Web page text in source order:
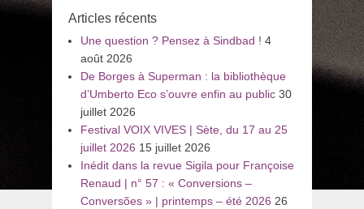
Articles récents
Une question ? Pensez à Sindbad ! 4
août 2026
De Borges à Superman : la bibliothèque
d’Umberto Eco s’ouvre enfin au public 30
juillet 2026
Festival VOIX VIVES | Sète, du 17 au 25
juillet 2026 15 juillet 2026
Inédit dans la revue Sigila pour Françoise
Renaud | n° 57 : « Conversions –
Conversões » | printemps – été 2026 26